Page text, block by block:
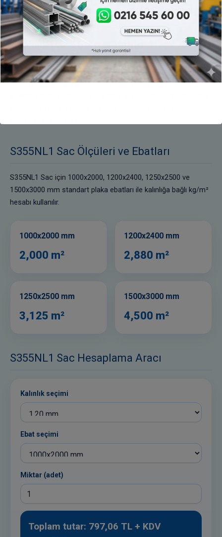
sertifikasındaki değerlerle kontrol edilir. Benzer kalite
seçiminde kullanım yeri ve proje şartnamesi esas alınmalıdır.
S355NL1 Sac Benzer Kalite
Karşılaştırmaları
S355NL1 Sac benzer kalite karşılaştırmaları ST37/S235JR ve
S355NL1 Sac Ölçüleri ve Ebatları
S355NL1 Sac için 1000x2000, 1200x2400, 1250x2500 ve
1500x3000 mm standart plaka ebatları ile kalınlığa bağlı kg/m²
hesabı kullanılır.
1000x2000 mm
2,000 m²
1200x2400 mm
2,880 m²
1250x2500 mm
3,125 m²
1500x3000 mm
4,500 m²
S355NL1 Sac Hesaplama Aracı
Kalınlık seçimi
Ebat seçimi
Miktar (adet)
Toplam tutar: 797,06 TL + KDV